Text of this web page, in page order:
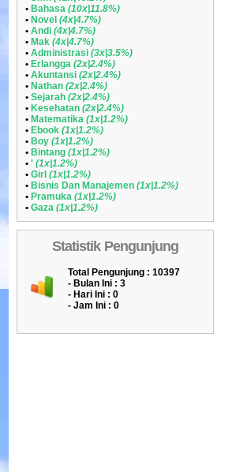
• Bahasa (10x|11.8%)
• Novel (4x|4.7%)
• Andi (4x|4.7%)
• Mak (4x|4.7%)
• Administrasi (3x|3.5%)
• Erlangga (2x|2.4%)
• Akuntansi (2x|2.4%)
• Nathan (2x|2.4%)
• Sejarah (2x|2.4%)
• Kesehatan (2x|2.4%)
• Matematika (1x|1.2%)
• Ebook (1x|1.2%)
• Boy (1x|1.2%)
• Bintang (1x|1.2%)
• ' (1x|1.2%)
• Girl (1x|1.2%)
• Bisnis Dan Manajemen (1x|1.2%)
• Pramuka (1x|1.2%)
• Gaza (1x|1.2%)
Statistik Pengunjung
Total Pengunjung : 10397
- Bulan Ini : 3
- Hari Ini : 0
- Jam Ini : 0